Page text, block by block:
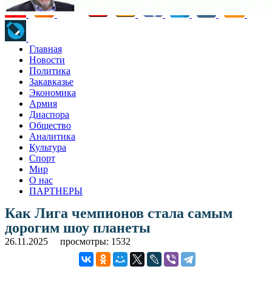
Главная
Новости
Политика
Закавказье
Экономика
Армия
Диаспора
Общество
Аналитика
Культура
Спорт
Мир
О нас
ПАРТНЕРЫ
Как Лига чемпионов стала самым
дорогим шоу планеты
26.11.2025 просмотры: 1532